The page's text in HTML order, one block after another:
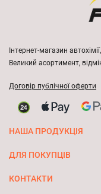
Інтернет-магазин
Великий асортимент,
Договір публічної оферти
НАША ПРОДУКЦІЯ
ДЛЯ ПОКУПЦІВ
КОНТАКТИ